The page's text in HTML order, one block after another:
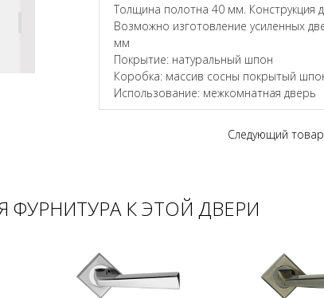
Толщина полотна 40 мм. Конструкция
Возможно изготовление усиленных
мм
Покрытие: натуральный шпон
Коробка: массив сосны покрытый
Использование: межкомнатная дверь
Следующий
ФУРНИТУРА К ЭТОЙ ДВЕРИ